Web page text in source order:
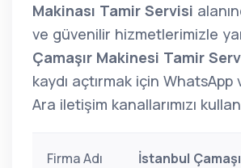
Makinası Tamir Servisi
ve güvenilir hizmetlerimizle
Çamaşır Makinesi Tamir
kaydı açtırmak için WhatsApp
Ara iletişim kanallarımızı
Firma Adı
İstanbul